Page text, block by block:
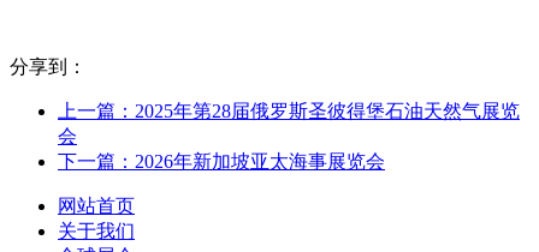
分享到：
上一篇：2025年第28届俄罗斯圣彼得堡石油天然气展览
会
下一篇：2026年新加坡亚太海事展览会
网站首页
关于我们